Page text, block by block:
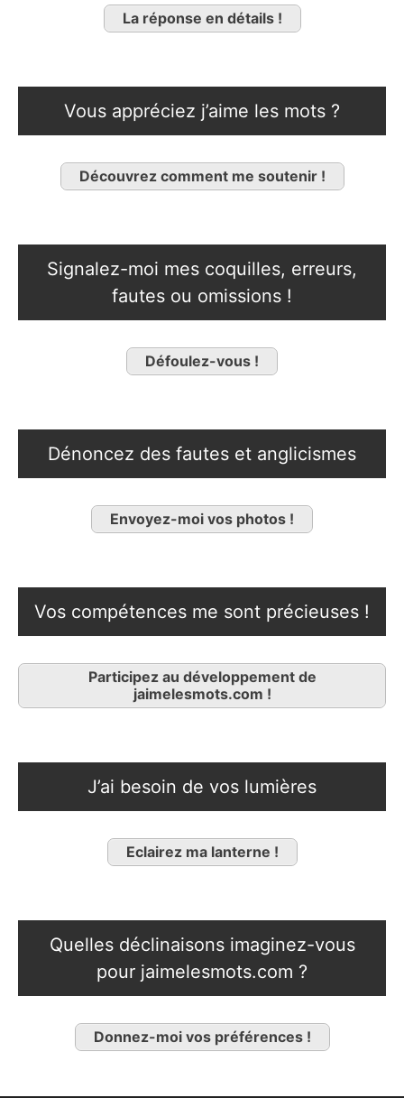
La réponse en détails !
Vous appréciez j’aime les mots ?
Découvrez comment me soutenir !
Signalez-moi mes coquilles, erreurs,
fautes ou omissions !
Défoulez-vous !
Dénoncez des fautes et anglicismes
Envoyez-moi vos photos !
Vos compétences me sont précieuses !
Participez au développement de
jaimelesmots.com !
J’ai besoin de vos lumières
Eclairez ma lanterne !
Quelles déclinaisons imaginez-vous
pour jaimelesmots.com ?
Donnez-moi vos préférences !